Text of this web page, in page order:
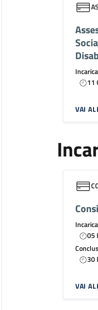
11
VAI
05
30
VAI